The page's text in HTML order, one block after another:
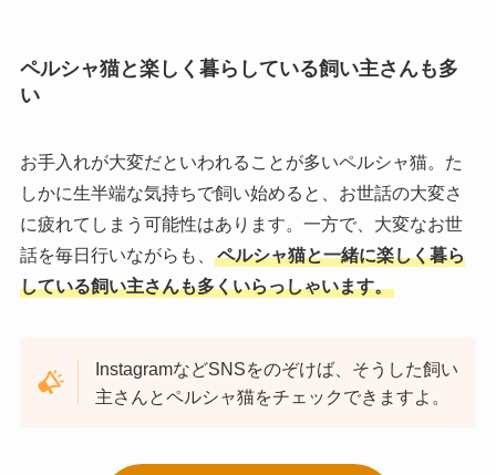
ペルシャ猫と楽しく暮らしている飼い主さんも多
い
お手入れが大変だといわれることが多いペルシャ猫。た
しかに生半端な気持ちで飼い始めると、お世話の大変さ
に疲れてしまう可能性はあります。一方で、大変なお世
話を毎日行いながらも、
ペルシャ猫と一緒に楽しく暮ら
している飼い主さんも多くいらっしゃいます。
InstagramなどSNSをのぞけば、そうした飼い
主さんとペルシャ猫をチェックできますよ。